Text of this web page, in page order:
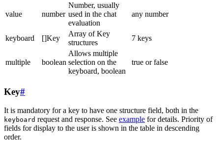
value number
Number, usually
used in the chat
evaluation
any number
keyboard []Key
Array of Key
structures
7 keys
multiple boolean
Allows multiple
selection on the
keyboard, boolean
true or false
Key#
It is mandatory for a key to have one structure field, both in the
keyboard request and response. See example for details. Priority of
fields for display to the user is shown in the table in descending
order.